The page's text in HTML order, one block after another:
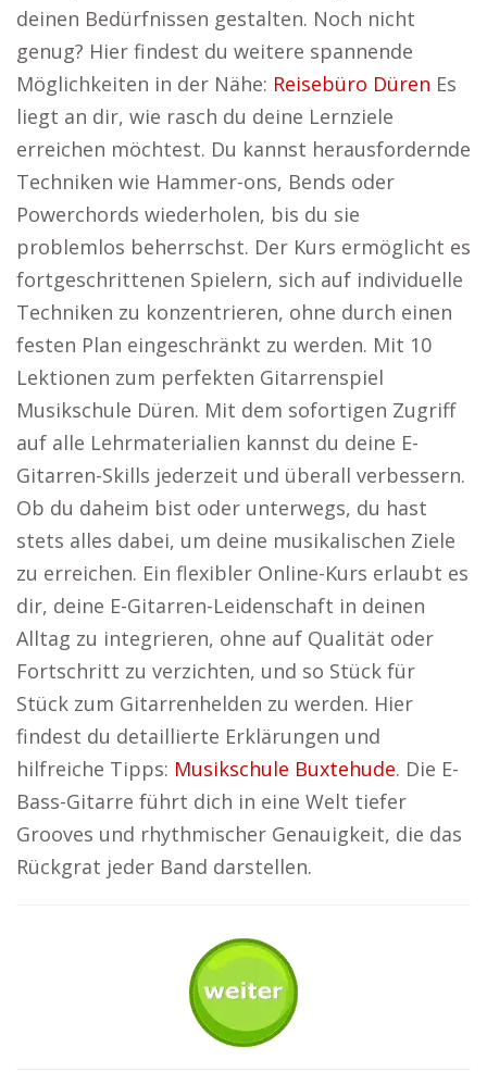
deinen Bedürfnissen gestalten. Noch nicht
genug? Hier findest du weitere spannende
Möglichkeiten in der Nähe: Reisebüro Düren Es
liegt an dir, wie rasch du deine Lernziele
erreichen möchtest. Du kannst herausfordernde
Techniken wie Hammer-ons, Bends oder
Powerchords wiederholen, bis du sie
problemlos beherrschst. Der Kurs ermöglicht es
fortgeschrittenen Spielern, sich auf individuelle
Techniken zu konzentrieren, ohne durch einen
festen Plan eingeschränkt zu werden. Mit 10
Lektionen zum perfekten Gitarrenspiel
Musikschule Düren. Mit dem sofortigen Zugriff
auf alle Lehrmaterialien kannst du deine E-
Gitarren-Skills jederzeit und überall verbessern.
Ob du daheim bist oder unterwegs, du hast
stets alles dabei, um deine musikalischen Ziele
zu erreichen. Ein flexibler Online-Kurs erlaubt es
dir, deine E-Gitarren-Leidenschaft in deinen
Alltag zu integrieren, ohne auf Qualität oder
Fortschritt zu verzichten, und so Stück für
Stück zum Gitarrenhelden zu werden. Hier
findest du detaillierte Erklärungen und
hilfreiche Tipps: Musikschule Buxtehude. Die E-
Bass-Gitarre führt dich in eine Welt tiefer
Grooves und rhythmischer Genauigkeit, die das
Rückgrat jeder Band darstellen.